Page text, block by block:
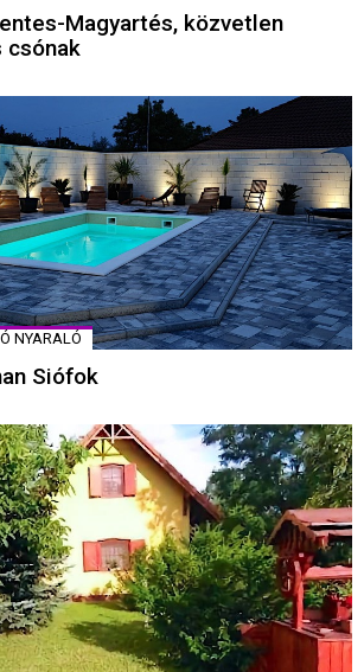
Magyartés, közvetlen
csónak
NYARALÓ
Siófok